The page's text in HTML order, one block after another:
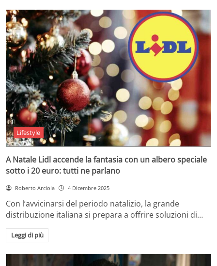
Lifestyle
A Natale Lidl accende la fantasia con un albero speciale
sotto i 20 euro: tutti ne parlano
Roberto Arciola 4 Dicembre 2025
Con l’avvicinarsi del periodo natalizio, la grande
distribuzione italiana si prepara a offrire soluzioni di…
Leggi di più